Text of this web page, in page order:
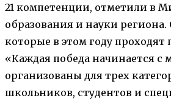
21 компетенции, отметили в
образования и науки региона.
которые в этом году проходят
«Каждая победа начинается с
организованы для трех
школьников, студентов и